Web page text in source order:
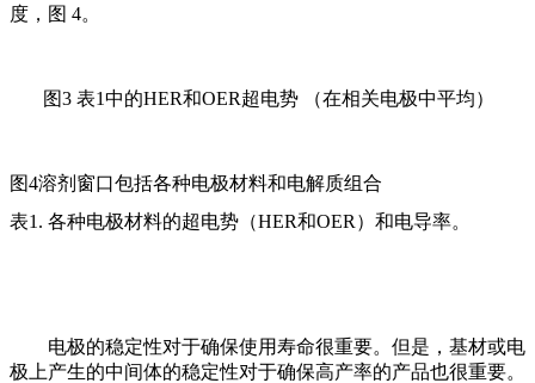
度，图 4。
图3 表1中的HER和OER超电势 （在相关电极中平均）
图4溶剂窗口包括各种电极材料和电解质组合
表1. 各种电极材料的超电势（HER和OER）和电导率。
电极的稳定性对于确保使用寿命很重要。但是，基材或电
极上产生的中间体的稳定性对于确保高产率的产品也很重要。